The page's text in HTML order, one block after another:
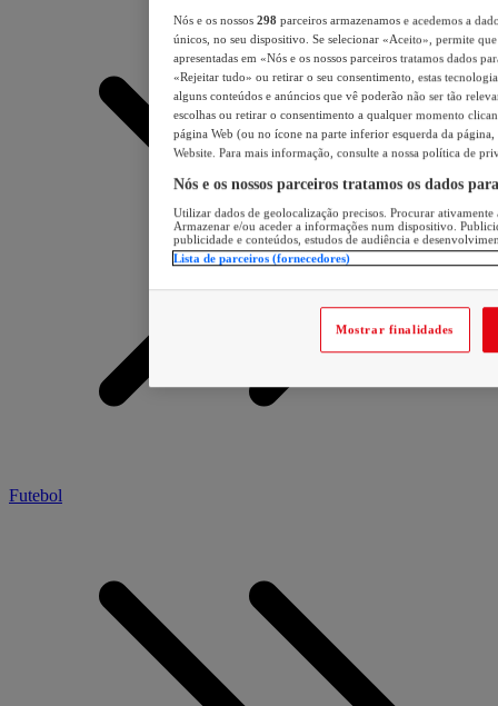
Futebol
Nós e os nossos 298 parceiros armazenamos e acedemos a
únicos, no seu dispositivo. Se selecionar «Aceito», permite
apresentadas em «Nós e os nossos parceiros tratamos dados
«Rejeitar tudo» ou retirar o seu consentimento, estas
alguns conteúdos e anúncios que vê poderão não ser tão
escolhas ou retirar o consentimento a qualquer momento
página Web (ou no ícone na parte inferior esquerda da página,
Website. Para mais informação, consulte a nossa política de
Nós e os nossos parceiros tratamos os dados
Utilizar dados de geolocalização precisos. Procurar
Armazenar e/ou aceder a informações num dispositivo.
publicidade e conteúdos, estudos de audiência e
Lista de parceiros (fornecedores)
Mostrar finalidades